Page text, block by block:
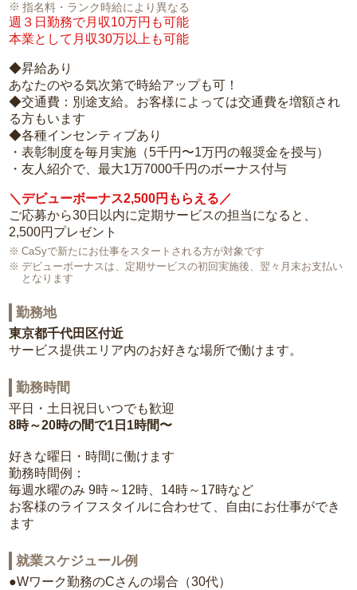
指名料・ランク時給により異なる
週３日勤務で月収10万円も可能
本業として月収30万以上も可能
◆昇給あり
あなたのやる気次第で時給アップも可！
◆交通費：別途支給。お客様によっては交通費を増額され
る方もいます
◆各種インセンティブあり
・表彰制度を毎月実施（5千円〜1万円の報奨金を授与）
・友人紹介で、最大1万7000千円のボーナス付与
＼デビューボーナス2,500円もらえる／
ご応募から30日以内に定期サービスの担当になると、
2,500円プレゼント
CaSyで新たにお仕事をスタートされる方が対象です
デビューボーナスは、定期サービスの初回実施後、翌々月末お支払い
となります
勤務地
東京都千代田区付近
サービス提供エリア内のお好きな場所で働けます。
勤務時間
平日・土日祝日いつでも歓迎
8時～20時の間で1日1時間〜
好きな曜日・時間に働けます
勤務時間例：
毎週水曜のみ 9時～12時、14時～17時など
お客様のライフスタイルに合わせて、自由にお仕事ができ
ます
就業スケジュール例
●Wワーク勤務のCさんの場合（30代）